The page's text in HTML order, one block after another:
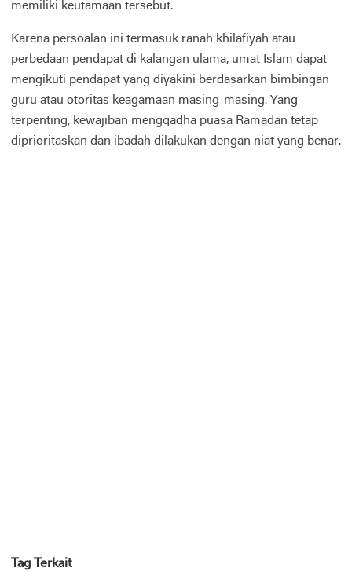
memiliki keutamaan tersebut.
Karena persoalan ini termasuk ranah khilafiyah atau
perbedaan pendapat di kalangan ulama, umat Islam dapat
mengikuti pendapat yang diyakini berdasarkan bimbingan
guru atau otoritas keagamaan masing-masing. Yang
terpenting, kewajiban mengqadha puasa Ramadan tetap
diprioritaskan dan ibadah dilakukan dengan niat yang benar.
Tag Terkait